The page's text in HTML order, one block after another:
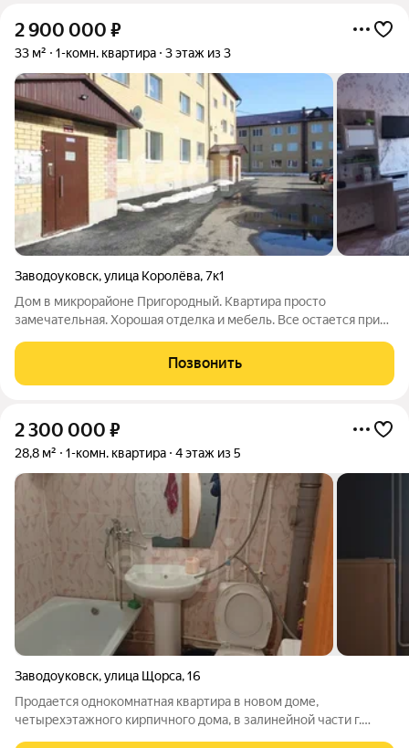
2 900 000 ₽
33 м² 1-комн. квартира 3 этаж из 3
Заводоуковск,улица Королёва,7к1
Дом в микрорайоне Пригородный. Квартира просто
замечательная. Хорошая отделка и мебель. Все остается при
транспортная развязка и регулярное автобусное сообщение
позволяют быстро добраться до школы и
Позвонить
2 300 000 ₽
28,8 м² 1-комн. квартира 4 этаж из 5
Заводоуковск,улица Щорса,16
Продается однокомнатная квартира в новом доме,
четырехэтажного кирпичного дома, в залинейной части г.